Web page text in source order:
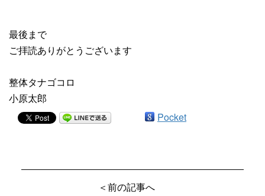
最後まで
ご拝読ありがとうございます
整体タナゴコロ
小原太郎
Pocket
＜前の記事へ